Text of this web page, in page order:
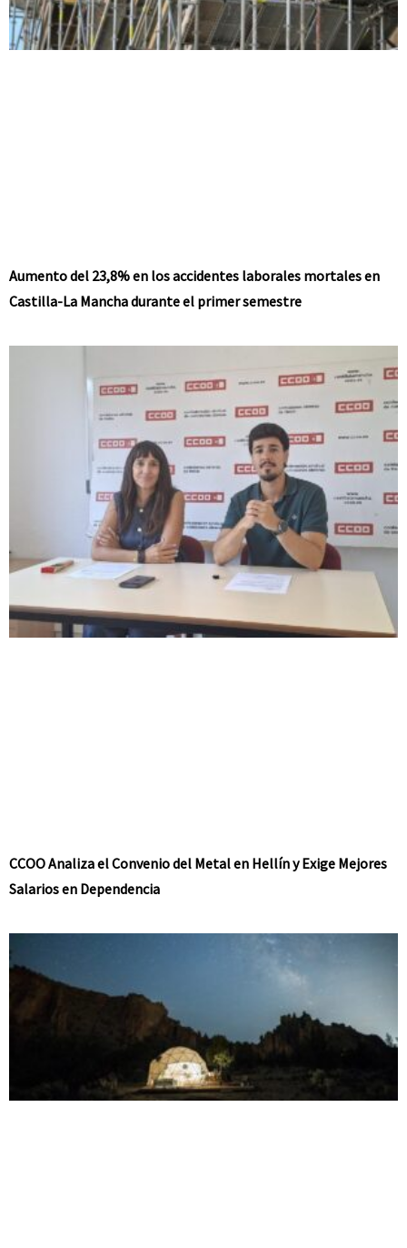
Aumento del 23,8% en los accidentes laborales mortales en
Castilla-La Mancha durante el primer semestre
CCOO Analiza el Convenio del Metal en Hellín y Exige Mejores
Salarios en Dependencia